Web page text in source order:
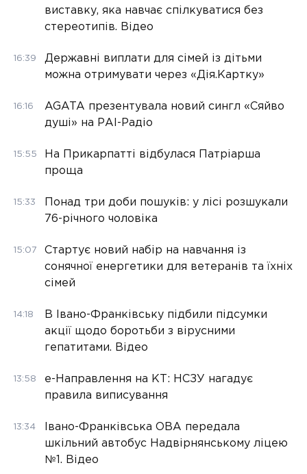
виставку, яка навчає спілкуватися без
стереотипів. Відео
16:39
Державні виплати для сімей із дітьми
можна отримувати через «Дія.Картку»
16:16
AGATA презентувала новий сингл «Сяйво
душі» на РАІ-Радіо
15:55
На Прикарпатті відбулася Патріарша
проща
15:33
Понад три доби пошуків: у лісі розшукали
76-річного чоловіка
15:07
Стартує новий набір на навчання із
сонячної енергетики для ветеранів та їхніх
сімей
14:18
В Івано-Франківську підбили підсумки
акції щодо боротьби з вірусними
гепатитами. Відео
13:58
е-Направлення на КТ: НСЗУ нагадує
правила виписування
13:34
Івано-Франківська ОВА передала
шкільний автобус Надвірнянському ліцею
№1. Відео